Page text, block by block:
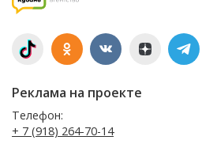
Реклама на проекте
Телефон:
+ 7 (918) 264-70-14